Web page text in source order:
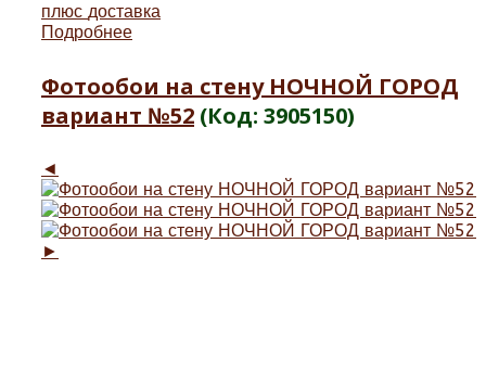
плюс доставка
Подробнее
Фотообои на стену НОЧНОЙ ГОРОД
вариант №52 (Код: 3905150)
◄
►